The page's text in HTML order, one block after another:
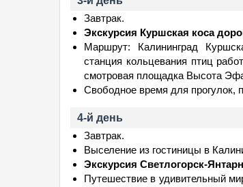
Завтрак.
Экскурсия Куршская коса
Маршрут: Калининград
станция кольцевания птиц
смотровая площадка Высота
Свободное время для прогулок,
4-й день
Завтрак.
Выселение из гостиницы в
Экскурсия Светлогорск-
Путешествие в удивительный